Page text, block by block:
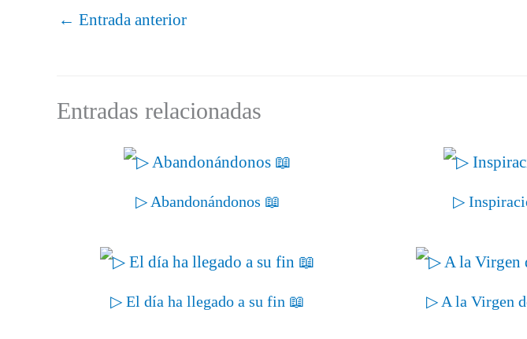
← Entrada anterior
Entradas relacionadas
▷ Abandonándonos 📖 ▷
▷ El día ha llegado a su fin 📖 ▷ A la Virgen